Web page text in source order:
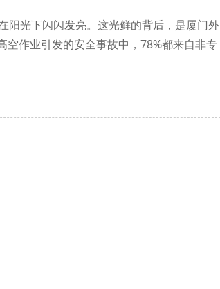
阳光下闪闪发亮。这光鲜的背后，是厦门外
作业引发的安全事故中，78%都来自非专
200小时以上实操训练
3-5l/分钟